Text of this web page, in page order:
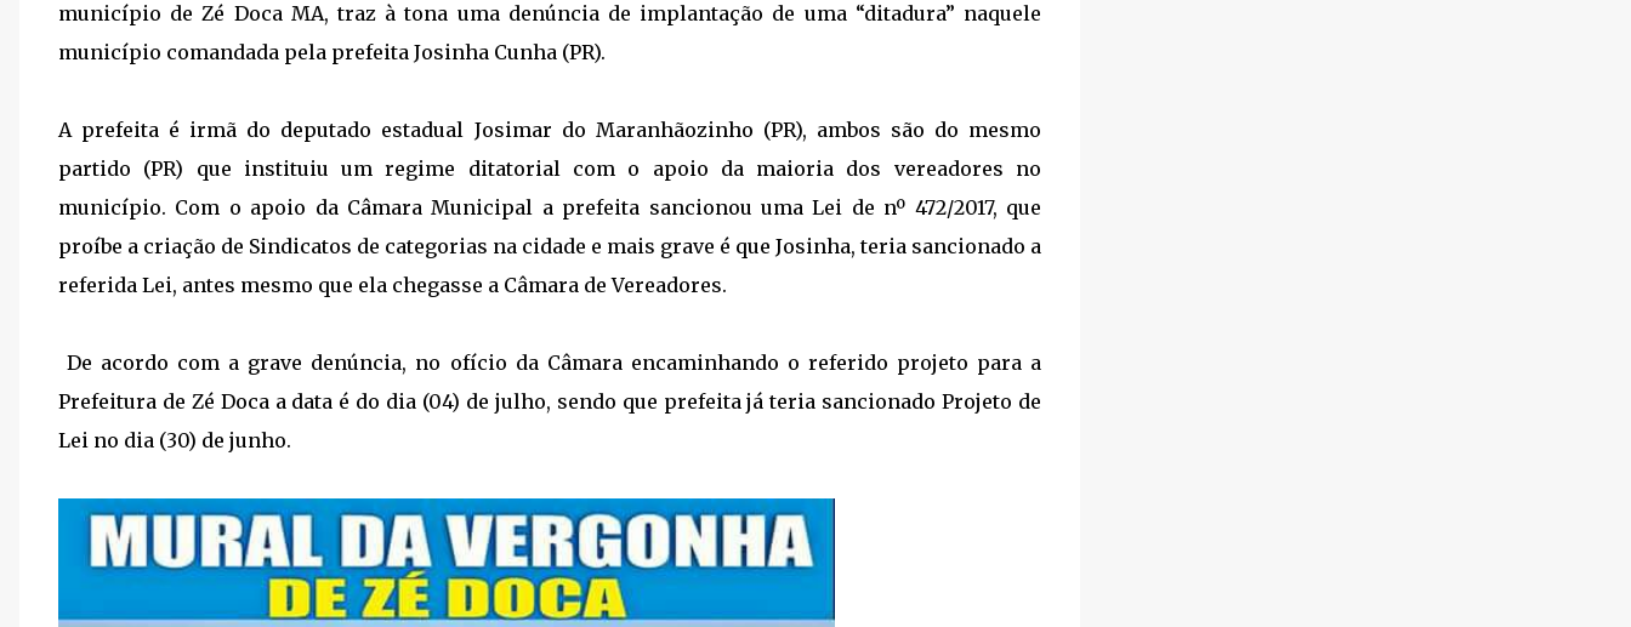
município de Zé Doca MA, traz à tona uma denúncia de implantação de uma “ditadura” naquele
município comandada pela prefeita Josinha Cunha (PR).
A prefeita é irmã do deputado estadual Josimar do Maranhãozinho (PR), ambos são do mesmo
partido (PR) que instituiu um regime ditatorial com o apoio da maioria dos vereadores no
município. Com o apoio da Câmara Municipal a prefeita sancionou uma Lei de nº 472/2017, que
proíbe a criação de Sindicatos de categorias na cidade e mais grave é que Josinha, teria sancionado a
referida Lei, antes mesmo que ela chegasse a Câmara de Vereadores.
De acordo com a grave denúncia, no ofício da Câmara encaminhando o referido projeto para a
Prefeitura de Zé Doca a data é do dia (04) de julho, sendo que prefeita já teria sancionado Projeto de
Lei no dia (30) de junho.